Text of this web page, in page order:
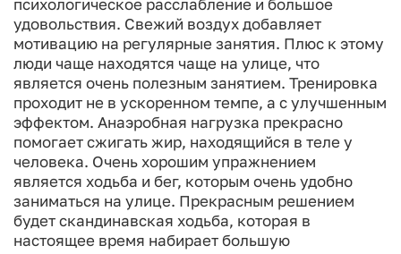
психологическое расслабление и большое
удовольствия. Свежий воздух добавляет
мотивацию на регулярные занятия. Плюс к этому
люди чаще находятся чаще на улице, что
является очень полезным занятием. Тренировка
проходит не в ускоренном темпе, а с улучшенным
эффектом. Анаэробная нагрузка прекрасно
помогает сжигать жир, находящийся в теле у
человека. Очень хорошим упражнением
является ходьба и бег, которым очень удобно
заниматься на улице. Прекрасным решением
будет скандинавская ходьба, которая в
настоящее время набирает большую